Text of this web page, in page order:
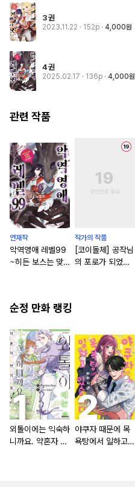
3권
2023.11.22 · 152p 4,000원
4권
2025.02.17 · 136p 4,000원
관련 작품
연재작
악역영애 레벨99
~히든 보스는 맞
작가의 작품
[코이돌체] 공작님
의 포로가 되었습
순정 만화 랭킹
외톨이에는 익숙하
니까요. 약혼자 방
야쿠자 때문에 목
욕탕에서 일하고